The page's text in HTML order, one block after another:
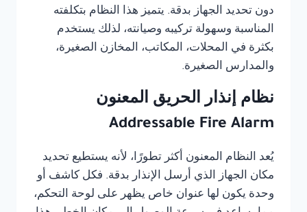
دون تحديد الجهاز بدقة. يتميز هذا النظام بتكلفته
المناسبة وسهولة تركيبه وصيانته، لذلك يستخدم
بكثرة في المحلات، المكاتب، المخازن الصغيرة،
والمدارس الصغيرة.
نظام إنذار الحريق المعنون
Addressable Fire Alarm
يُعد النظام المعنون أكثر تطورًا، لأنه يستطيع تحديد
مكان الجهاز الذي أرسل الإنذار بدقة. فكل كاشف أو
وحدة يكون لها عنوان خاص يظهر على لوحة التحكم،